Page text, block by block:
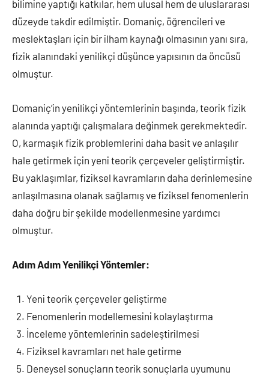
bilimine yaptığı katkılar, hem ulusal hem de uluslararası
düzeyde takdir edilmiştir. Domaniç, öğrencileri ve
meslektaşları için bir ilham kaynağı olmasının yanı sıra,
fizik alanındaki yenilikçi düşünce yapısının da öncüsü
olmuştur.
Domaniç’in yenilikçi yöntemlerinin başında, teorik fizik
alanında yaptığı çalışmalara değinmek gerekmektedir.
O, karmaşık fizik problemlerini daha basit ve anlaşılır
hale getirmek için yeni teorik çerçeveler geliştirmiştir.
Bu yaklaşımlar, fiziksel kavramların daha derinlemesine
anlaşılmasına olanak sağlamış ve fiziksel fenomenlerin
daha doğru bir şekilde modellenmesine yardımcı
olmuştur.
Adım Adım Yenilikçi Yöntemler:
Yeni teorik çerçeveler geliştirme
Fenomenlerin modellemesini kolaylaştırma
İnceleme yöntemlerinin sadeleştirilmesi
Fiziksel kavramları net hale getirme
Deneysel sonuçların teorik sonuçlarla uyumunu